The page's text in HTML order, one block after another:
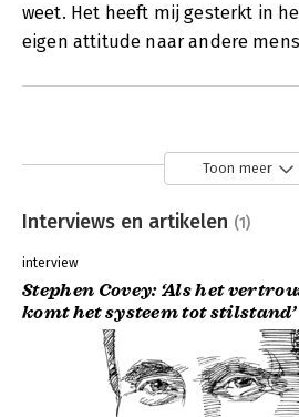
weet. Het heeft mij gesterkt in
eigen attitude naar andere
Toon meer
Interviews en artikelen (1)
interview
Stephen Covey: ‘Als het
komt het systeem tot stilstand’